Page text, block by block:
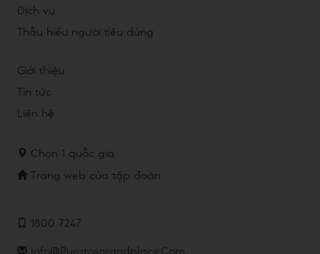
Dịch vụ
Thấu hiểu người tiêu dùng
Giới thiệu
Tin tức
Liên hệ
Chọn 1 quốc gia
Trang web của tập đoàn
1800 7247
Info@puratosgrandplace.com